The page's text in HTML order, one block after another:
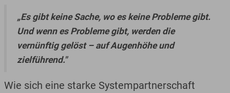
„Es gibt keine Sache, wo es keine Probleme gibt.
Und wenn es Probleme gibt, werden die
vernünftig gelöst – auf Augenhöhe und
zielführend."
Wie sich eine starke Systempartnerschaft